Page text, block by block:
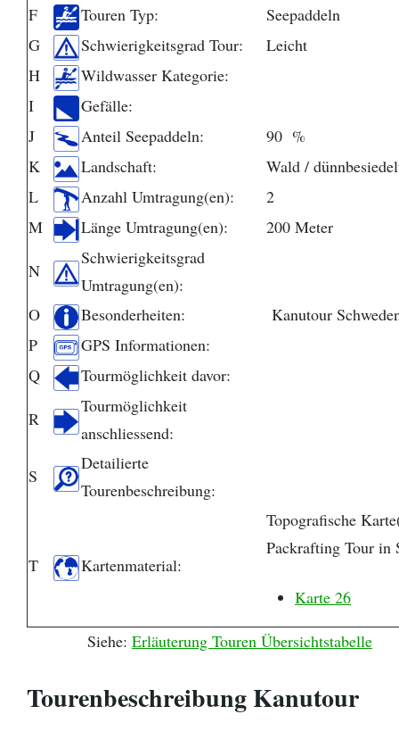
F
Touren Typ:
Seepaddeln
G
Schwierigkeitsgrad Tour:
Leicht
H
Wildwasser Kategorie:
I
Gefälle:
J
Anteil Seepaddeln:
90 %
K
Landschaft:
Wald /
L
Anzahl Umtragung(en):
2
M
Länge Umtragung(en): 200 Meter
N
Schwierigkeitsgrad
Umtragung(en):
O
Besonderheiten:
Kanutour
P
GPS Informationen:
Q
Tourmöglichkeit davor:
R
Tourmöglichkeit
anschliessend:
S
Detailierte
Tourenbeschreibung:
T Kartenmaterial:
Topografische
Packrafting Tour in
Karte 26
Siehe: Erläuterung Touren Übersichtstabelle
Tourenbeschreibung Kanutour